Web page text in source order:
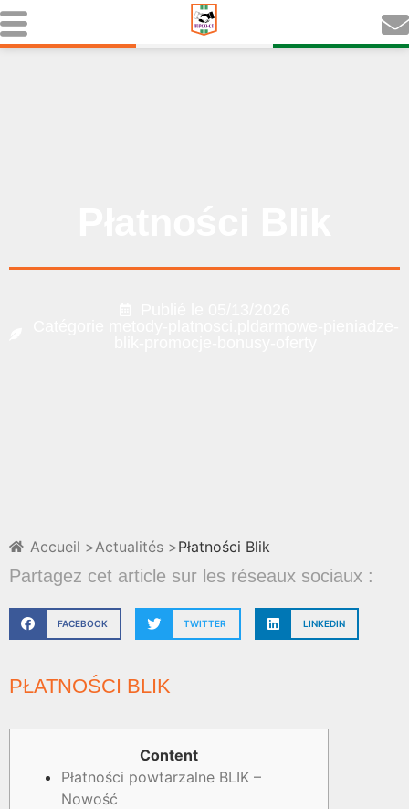
Accueil >Actualités >Płatności Blik
Partagez cet article sur les réseaux sociaux :
FACEBOOK TWITTER LINKEDIN
PŁATNOŚCI BLIK
Content
Płatności powtarzalne BLIK –
Nowość